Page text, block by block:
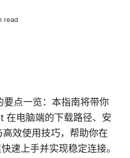
read
点一览：本指南将带你
在电脑端的下载路径、安
效使用技巧，帮助你在
速上手并实现稳定连接。